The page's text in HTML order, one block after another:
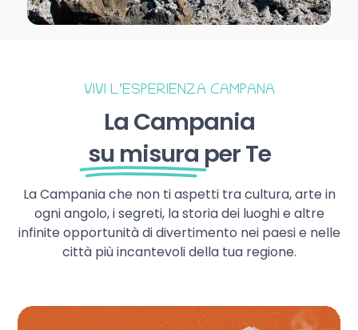
VIVI L’ESPERIENZA CAMPANA
La Campania
su misura per Te
La Campania che non ti aspetti tra cultura, arte in
ogni angolo, i segreti, la storia dei luoghi e altre
infinite opportunità di divertimento nei paesi e nelle
città più incantevoli della tua regione.